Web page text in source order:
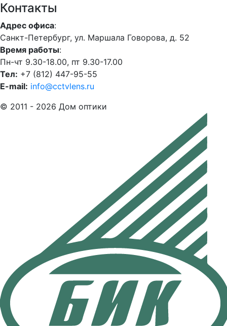
Контакты
Адрес офиса:
Санкт-Петербург, ул. Маршала Говорова, д. 52
Время работы:
Пн-чт 9.30-18.00, пт 9.30-17.00
Тел: +7 (812) 447-95-55
E-mail: info@cctvlens.ru
© 2011 - 2026 Дом оптики